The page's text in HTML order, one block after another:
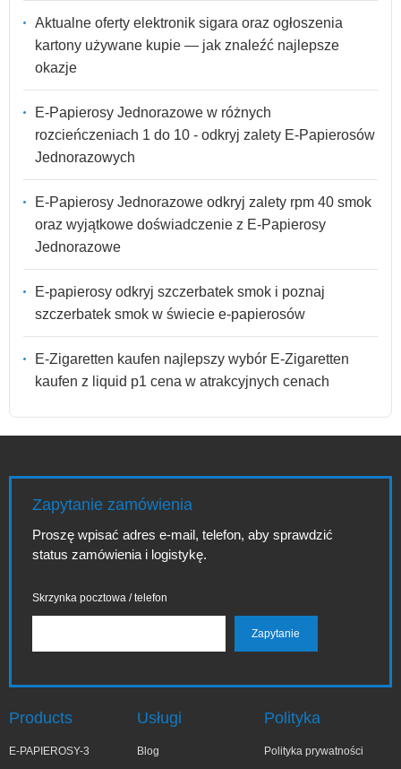
Aktualne oferty elektronik sigara oraz ogłoszenia
kartony używane kupie — jak znaleźć najlepsze
okazje
E-Papierosy Jednorazowe w różnych
rozcieńczeniach 1 do 10 - odkryj zalety E-Papierosów
Jednorazowych
E-Papierosy Jednorazowe odkryj zalety rpm 40 smok
oraz wyjątkowe doświadczenie z E-Papierosy
Jednorazowe
E-papierosy odkryj szczerbatek smok i poznaj
szczerbatek smok w świecie e-papierosów
E-Zigaretten kaufen najlepszy wybór E-Zigaretten
kaufen z liquid p1 cena w atrakcyjnych cenach
Zapytanie zamówienia
Proszę wpisać adres e-mail, telefon, aby sprawdzić
status zamówienia i logistykę.
Skrzynka pocztowa / telefon
Products
E-PAPIEROSY-3
Usługi
Blog
Polityka
Polityka prywatności